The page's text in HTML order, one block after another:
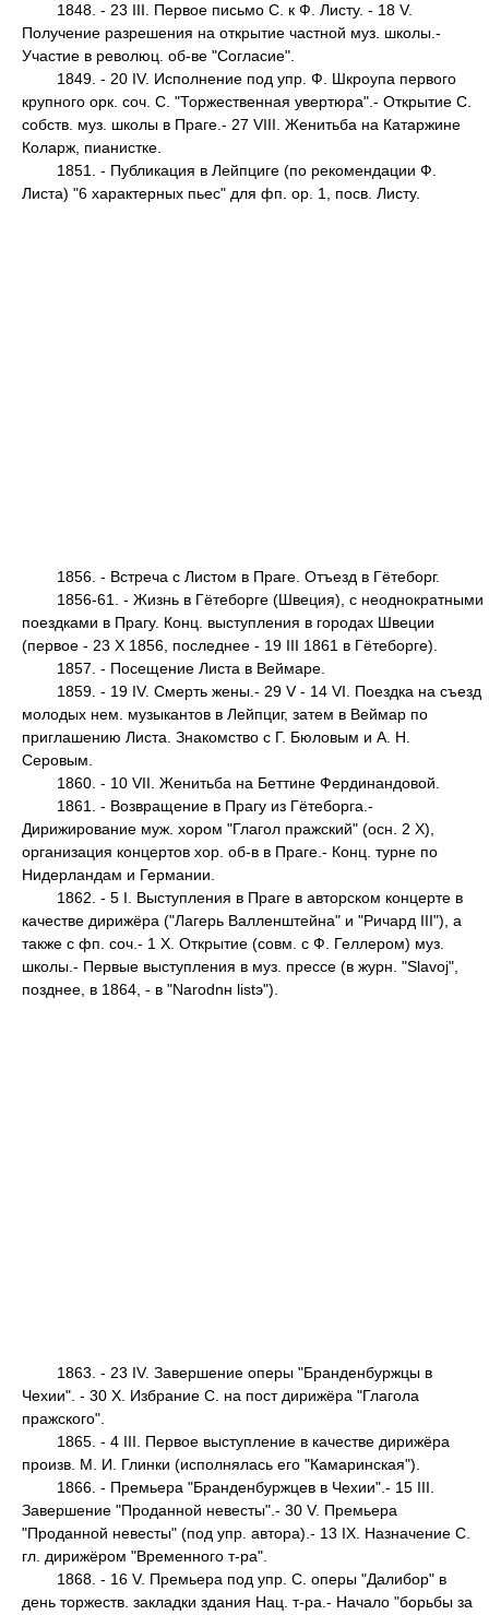
1848. - 23 III. Первое письмо С. к Ф. Листу. - 18 V.
Получение разрешения на открытие частной муз. школы.-
Участие в революц. об-ве "Согласие".
1849. - 20 IV. Исполнение под упр. Ф. Шкроупа первого
крупного орк. соч. С. "Торжественная увертюра".- Открытие С.
собств. муз. школы в Праге.- 27 VIII. Женитьба на Катаржине
Коларж, пианистке.
1851. - Публикация в Лейпциге (по рекомендации Ф.
Листа) "6 характерных пьес" для фп. ор. 1, посв. Листу.
1856. - Встреча с Листом в Праге. Отъезд в Гётеборг.
1856-61. - Жизнь в Гётеборге (Швеция), с неоднократными
поездками в Прагу. Конц. выступления в городах Швеции
(первое - 23 X 1856, последнее - 19 III 1861 в Гётеборге).
1857. - Посещение Листа в Веймаре.
1859. - 19 IV. Смерть жены.- 29 V - 14 VI. Поездка на съезд
молодых нем. музыкантов в Лейпциг, затем в Веймар по
приглашению Листа. Знакомство с Г. Бюловым и А. Н.
Серовым.
1860. - 10 VII. Женитьба на Беттине Фердинандовой.
1861. - Возвращение в Прагу из Гётеборга.-
Дирижирование муж. хором "Глагол пражский" (осн. 2 X),
организация концертов хор. об-в в Праге.- Конц. турне по
Нидерландам и Германии.
1862. - 5 I. Выступления в Праге в авторском концерте в
качестве дирижёра ("Лагерь Валленштейна" и "Ричард III"), а
также с фп. соч.- 1 X. Открытие (совм. с Ф. Геллером) муз.
школы.- Первые выступления в муз. прессе (в журн. "Slavoj",
позднее, в 1864, - в "Narodnн listэ").
1863. - 23 IV. Завершение оперы "Бранденбуржцы в
Чехии". - 30 X. Избрание С. на пост дирижёра "Глагола
пражского".
1865. - 4 III. Первое выступление в качестве дирижёра
произв. М. И. Глинки (исполнялась его "Камаринская").
1866. - Премьера "Бранденбуржцев в Чехии".- 15 III.
Завершение "Проданной невесты".- 30 V. Премьера
"Проданной невесты" (под упр. автора).- 13 IX. Назначение С.
гл. дирижёром "Временного т-ра".
1868. - 16 V. Премьера под упр. С. оперы "Далибор" в
день торжеств. закладки здания Нац. т-ра.- Начало "борьбы за